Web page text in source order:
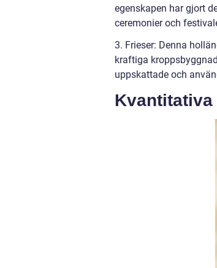
egenskapen har gjort
ceremonier och
3. Frieser: Denna
kraftiga
uppskattade och
Kvantitativa